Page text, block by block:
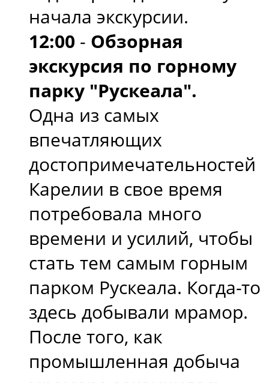
начала экскурсии.
12:00 - Обзорная
экскурсия по горному
парку "Рускеала".
Одна из самых
впечатляющих
достопримечательностей
Карелии в свое время
потребовала много
времени и усилий, чтобы
стать тем самым горным
парком Рускеала. Когда-то
здесь добывали мрамор.
После того, как
промышленная добыча